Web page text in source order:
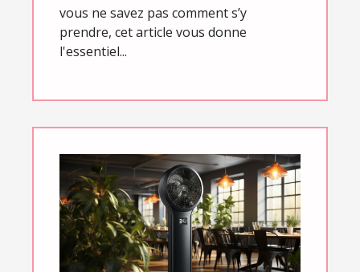
vous ne savez pas comment s’y
prendre, cet article vous donne
l'essentiel...